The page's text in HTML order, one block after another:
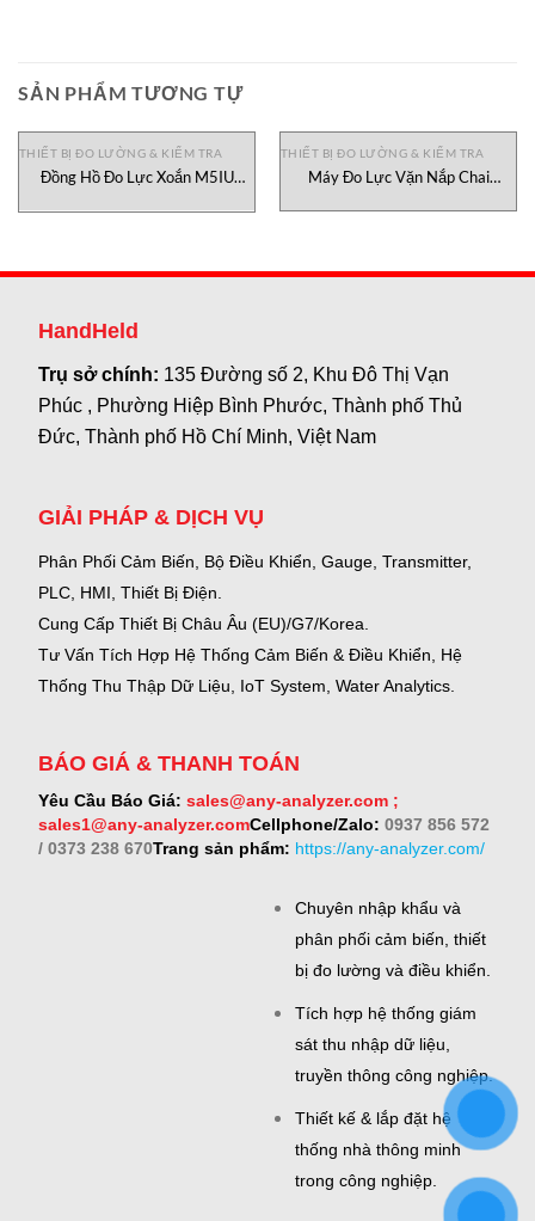
SẢN PHẨM TƯƠNG TỰ
THIẾT BỊ ĐO LƯỜNG & KIỂM TRA
Đồng Hồ Đo Lực Xoắn M5IU
THIẾT BỊ ĐO LƯỜNG & KIỂM TRA
Máy Đo Lực Vặn Nắp Chai
HandHeld
Trụ sở chính: 135 Đường số 2, Khu Đô Thị Vạn
Phúc , Phường Hiệp Bình Phước, Thành phố Thủ
Đức, Thành phố Hồ Chí Minh, Việt Nam
GIẢI PHÁP & DỊCH VỤ
Phân Phối Cảm Biến, Bộ Điều Khiển, Gauge, Transmitter,
PLC, HMI, Thiết Bị Điện.
Cung Cấp Thiết Bị Châu Âu (EU)/G7/Korea.
Tư Vấn Tích Hợp Hệ Thống Cảm Biến & Điều Khiển, Hệ
Thống Thu Thập Dữ Liệu, IoT System, Water Analytics.
BÁO GIÁ & THANH TOÁN
Yêu Cầu Báo Giá: sales@any-analyzer.com ;
sales1@any-analyzer.comCellphone/Zalo: 0937 856 572
/ 0373 238 670Trang sản phẩm: https://any-analyzer.com/
Chuyên nhập khẩu và
phân phối cảm biến, thiết
bị đo lường và điều khiển.
Tích hợp hệ thống giám
sát thu nhập dữ liệu,
truyền thông công nghiệp.
Thiết kế & lắp đặt hệ
thống nhà thông minh
trong công nghiệp.